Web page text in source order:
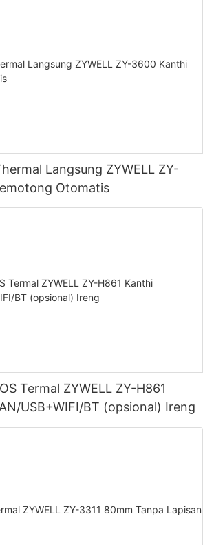
Langsung ZYWELL ZY-
Otomatis
Termal ZYWELL ZY-H861
USB+WIFI/BT (opsional) Ireng